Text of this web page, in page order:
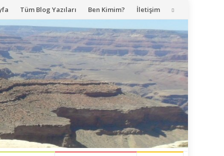
Tüm Blog Yazıları Ben Kimim? İletişim